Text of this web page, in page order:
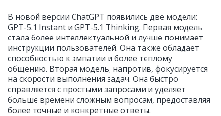
В новой версии ChatGPT появились две модели:
GPT-5.1 Instant и GPT-5.1 Thinking. Первая модель
стала более интеллектуальной и лучше понимает
инструкции пользователей. Она также обладает
способностью к эмпатии и более теплому
общению. Вторая модель, напротив, фокусируется
на скорости выполнения задач. Она быстро
справляется с простыми запросами и уделяет
больше времени сложным вопросам, предоставляя
более точные и конкретные ответы.